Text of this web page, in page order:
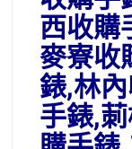
西收購
麥寮收
錶,林
手錶,